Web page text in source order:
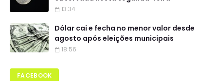
13:34
Dólar cai e fecha no menor valor desde
agosto após eleições municipais
18:56
FACEBOOK